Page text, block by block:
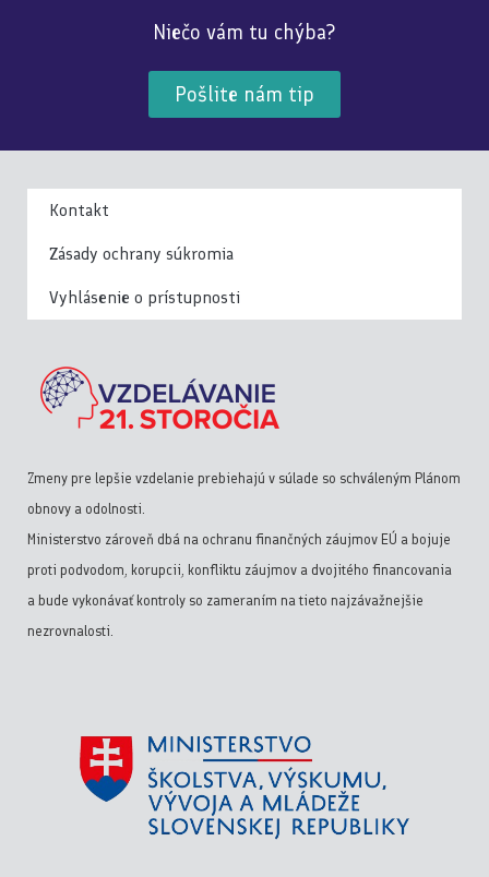
Niečo vám tu chýba?
Pošlite nám tip
Kontakt
Zásady ochrany súkromia
Vyhlásenie o prístupnosti
Zmeny pre lepšie vzdelanie prebiehajú v súlade so schváleným Plánom
obnovy a odolnosti.
Ministerstvo zároveň dbá na ochranu finančných záujmov EÚ a bojuje
proti podvodom, korupcii, konfliktu záujmov a dvojitého financovania
a bude vykonávať kontroly so zameraním na tieto najzávažnejšie
nezrovnalosti.